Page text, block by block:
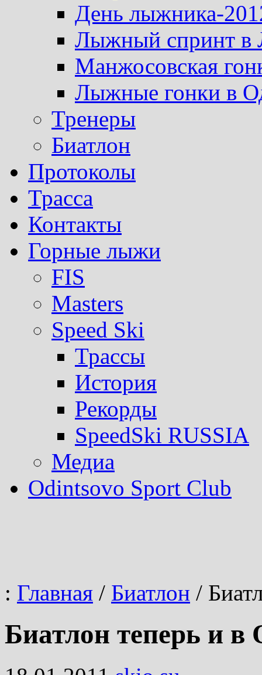
День лыжника-
Лыжный спринт в
Манжосовская
Лыжные гонки в
Тренеры
Биатлон
Протоколы
Трасса
Контакты
Горные лыжи
FIS
Masters
Speed Ski
Трассы
История
Рекорды
SpeedSki RUSSIA
Медиа
Odintsovo Sport Club
: Главная / Биатлон /
Биатлон теперь и в